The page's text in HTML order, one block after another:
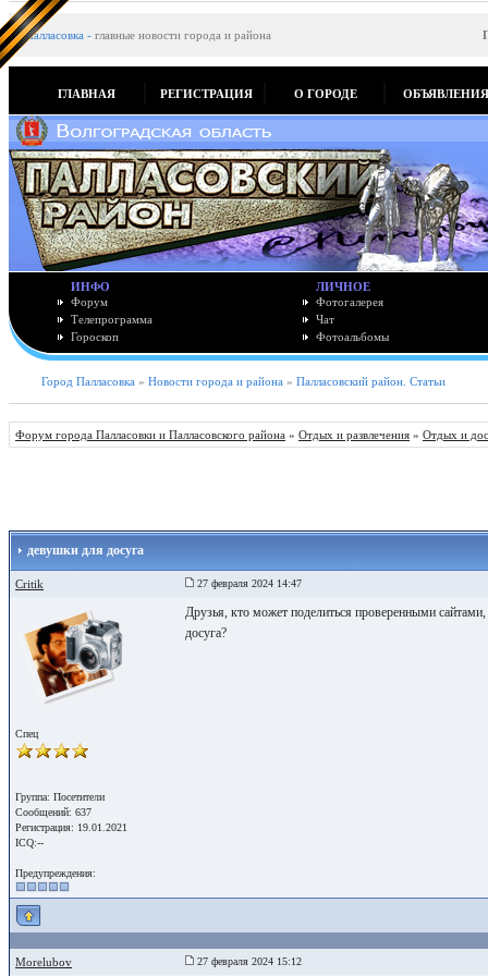
Палласовка - главные новости города и района
ГЛАВНАЯ РЕГИСТРАЦИЯ О ГОРОДЕ ОБЪЯВЛЕНИЯ
ИНФО
Форум
Телепрограмма
Гороскоп
ЛИЧНОЕ
Фотогалерея
Чат
Фотоальбомы
Город Палласовка » Новости города и района » Палласовский район. Статьи
Форум города Палласовки и Палласовского района » Отдых и развлечения » Отдых и
девушки для досуга
Critik 27 февраля 2024 14:47
Спец
Группа: Посетители
Сообщений: 637
Регистрация: 19.01.2021
ICQ:--
Предупреждения:
Друзья, кто может поделиться проверенными
досуга?
Morelubov 27 февраля 2024 15:12